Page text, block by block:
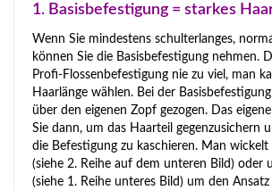
1. Basisbefestigung = starkes
Wenn Sie mindestens schulterlanges,
können Sie die Basisbefestigung nehmen.
Profi-Flossenbefestigung nie zu viel, man
Haarlänge wählen. Bei der
über den eigenen Zopf gezogen. Das
Sie dann, um das Haarteil gegenzusichern
die Befestigung zu kaschieren. Man wickelt
(siehe 2. Reihe auf dem unteren Bild) oder
(siehe 1. Reihe unteres Bild) um den